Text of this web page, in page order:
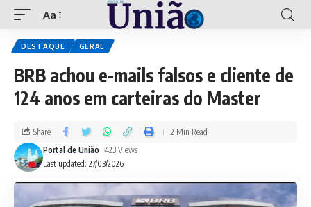
Aa
DESTAQUE GERAL
BRB achou e-mails falsos e cliente de
124 anos em carteiras do Master
Last updated: 27/03/2026
Portal de União 423 Views
Share 2 Min Read